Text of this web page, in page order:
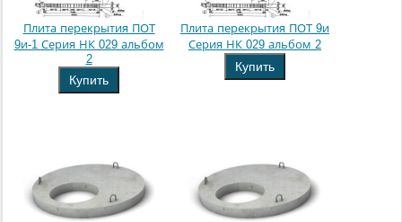
Плита перекрытия ПОТ
9и-1 Серия НК 029 альбом
2
Купить
Плита перекрытия ПОТ 9и
Серия НК 029 альбом 2
Купить